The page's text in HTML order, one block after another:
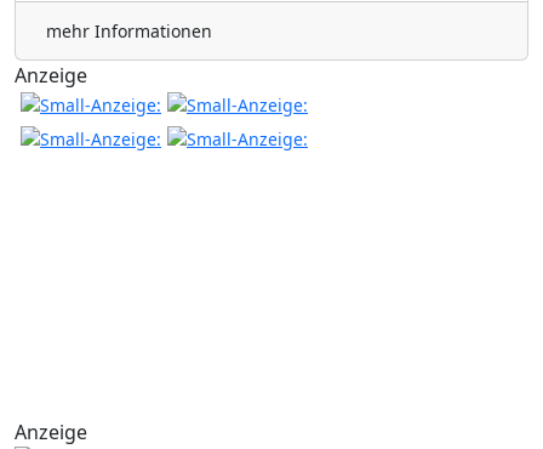
mehr Informationen
Anzeige
Anzeige